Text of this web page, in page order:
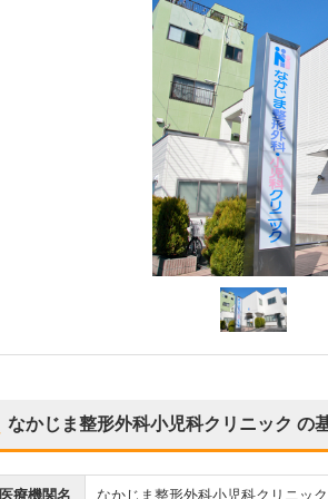
なかじま整形外科小児科クリニック の
医療機関名 なかじま整形外科小児科クリニック